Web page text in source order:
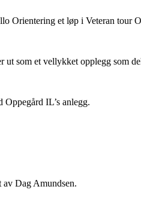
Orientering et løp i Veteran tour
ut som et vellykket opplegg som
IL’s anlegg.
av Dag Amundsen.